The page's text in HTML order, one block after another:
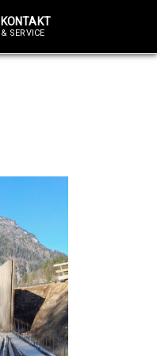
KONTAKT
& SERVICE